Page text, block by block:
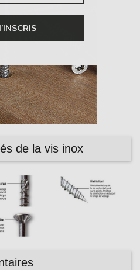
de la vis inox